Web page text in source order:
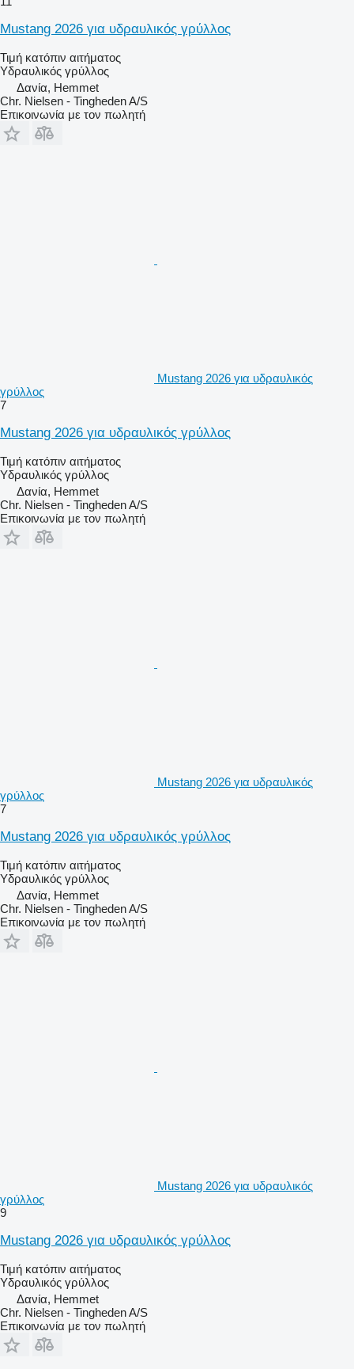
Mustang 2026 για υδραυλικός γρύλλος
Τιμή κατόπιν αιτήματος
Υδραυλικός γρύλλος
Δανία, Hemmet
Chr. Nielsen - Tingheden A/S
Επικοινωνία με τον πωλητή
Mustang 2026 για υδραυλικός
γρύλλος
7
Mustang 2026 για υδραυλικός γρύλλος
Τιμή κατόπιν αιτήματος
Υδραυλικός γρύλλος
Δανία, Hemmet
Chr. Nielsen - Tingheden A/S
Επικοινωνία με τον πωλητή
Mustang 2026 για υδραυλικός
γρύλλος
7
Mustang 2026 για υδραυλικός γρύλλος
Τιμή κατόπιν αιτήματος
Υδραυλικός γρύλλος
Δανία, Hemmet
Chr. Nielsen - Tingheden A/S
Επικοινωνία με τον πωλητή
Mustang 2026 για υδραυλικός
γρύλλος
9
Mustang 2026 για υδραυλικός γρύλλος
Τιμή κατόπιν αιτήματος
Υδραυλικός γρύλλος
Δανία, Hemmet
Chr. Nielsen - Tingheden A/S
Επικοινωνία με τον πωλητή